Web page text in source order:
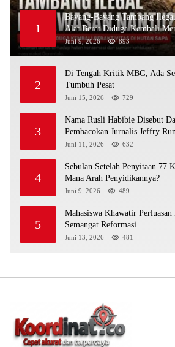
1
Bayang-Bayang Tambang
Alat Berat Diduga Kembali
Juni 9, 2026 893
2
Di Tengah Kritik MBG, Ada
Tumbuh Pesat
Juni 15, 2026 729
3
Nama Rusli Habibie Disebut
Pembacokan Jurnalis Jeffry
Juni 11, 2026 632
4
Sebulan Setelah Penyitaan 77
Mana Arah Penyidikannya?
Juni 9, 2026 489
5
Mahasiswa Khawatir
Semangat Reformasi
Juni 13, 2026 481